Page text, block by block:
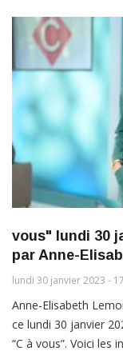
vous" lundi 30
par Anne-
lundi 30 janvier 2023 -
Anne-Elisabeth
ce lundi 30 janvier
“C à vous”. Voici les